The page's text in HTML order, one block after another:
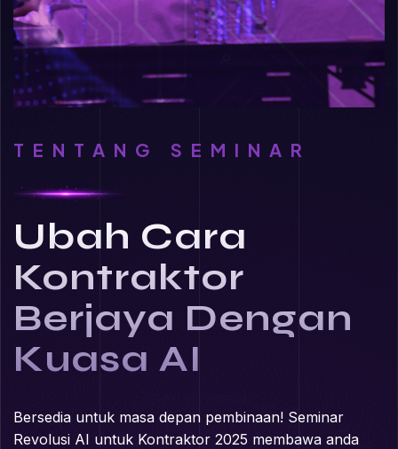
TENTANG SEMINAR
Ubah Cara
Kontraktor
Berjaya Dengan
Kuasa AI
Bersedia untuk masa depan pembinaan! Seminar
Revolusi AI untuk Kontraktor 2025 membawa anda